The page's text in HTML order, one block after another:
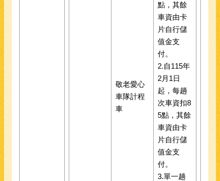
敬老愛心
車隊計程
車
點，其餘
車資由卡
片自行儲
值金支
付。
2.自115年
2月1日
起，每趟
次車資扣8
5點，其餘
車資由卡
片自行儲
值金支
付。
3.單一趟